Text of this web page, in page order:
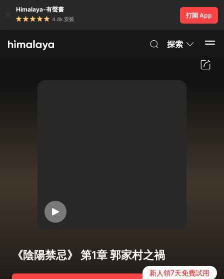
Himalaya-有聲書
4.8k 安裝
打開 App
探索
《陰陽禁忌》 第1章 郭家村之禍
新人領7天免費試用